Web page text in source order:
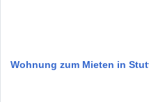
Wohnung zum Mieten in